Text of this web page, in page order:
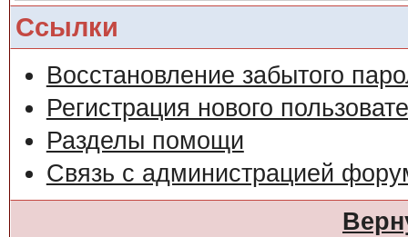
Ссылки
Восстановление забытого
Регистрация нового
Разделы помощи
Связь с администрацией